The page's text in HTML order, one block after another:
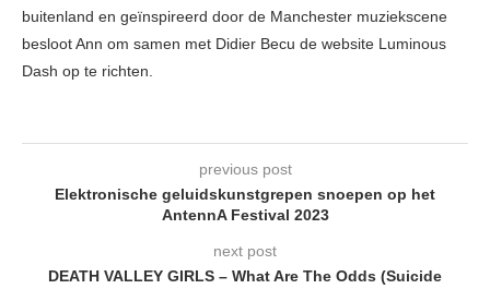
buitenland en geïnspireerd door de Manchester muziekscene
besloot Ann om samen met Didier Becu de website Luminous
Dash op te richten.
previous post
Elektronische geluidskunstgrepen snoepen op het
AntennA Festival 2023
next post
DEATH VALLEY GIRLS – What Are The Odds (Suicide